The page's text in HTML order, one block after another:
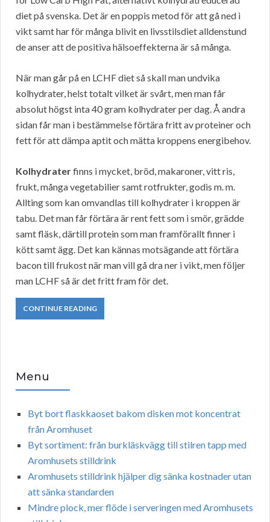
diet på svenska. Det är en poppis metod för att gå ned i
vikt samt har för många blivit en livsstilsdiet alldenstund
de anser att de positiva hälsoeffekterna är så många.
När man går på en LCHF diet så skall man undvika
kolhydrater, helst totalt vilket är svårt, men man får
absolut högst inta 40 gram kolhydrater per dag. Å andra
sidan får man i bestämmelse förtära fritt av proteiner och
fett för att dämpa aptit och mätta kroppens energibehov.
Kolhydraterfinns i mycket, bröd, makaroner, vitt ris,
frukt, många vegetabilier samt rotfrukter, godis m. m.
Allting som kan omvandlas till kolhydrater i kroppen är
tabu. Det man får förtära är rent fett som i smör, grädde
samt fläsk, därtill protein som man framförallt finner i
kött samt ägg. Det kan kännas motsägande att förtära
bacon till frukost när man vill gå dra ner i vikt, men följer
man LCHF så är det fritt fram för det.
CONTINUE READING
Menu
Byt bort flaskkaoset bakom disken mot koncentrat
från Aromhuset
Byt sortiment: från burkläskvägg till stilren tapp med
Aromhusets stilldrink
Aromhusets stilldrink hjälper dig sänka kostnader utan
att sänka standarden
Mindre plock, mer flöde i serveringen med Aromhusets